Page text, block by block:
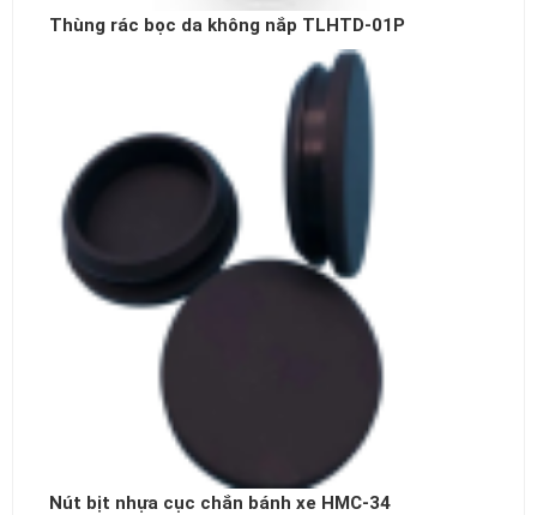
Thùng rác bọc da không nắp TLHTD-01P
Nút bịt nhựa cục chắn bánh xe HMC-34